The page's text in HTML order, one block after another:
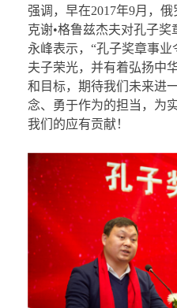
强调，早在2017年9月，
克谢•格鲁兹杰夫对孔子
永峰表示，“孔子奖章事
夫子荣光，并有着弘扬中
和目标，期待我们未来进
念、勇于作为的担当，为
我们的应有贡献！